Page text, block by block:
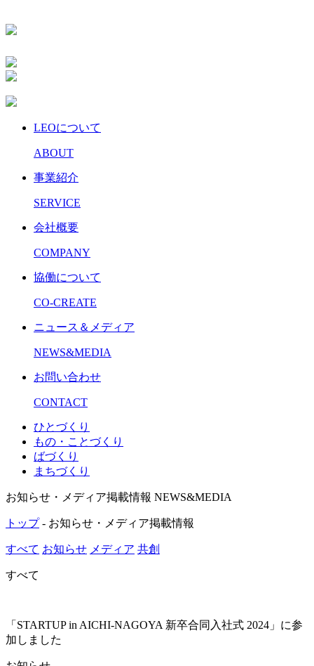
LEOについて
ABOUT
事業紹介
SERVICE
会社概要
COMPANY
協働について
CO-CREATE
ニュース＆メディア
NEWS&MEDIA
お問い合わせ
CONTACT
ひとづくり
もの・ことづくり
ばづくり
まちづくり
お知らせ・メディア掲載情報 NEWS&MEDIA
トップ- お知らせ・メディア掲載情報
すべて お知らせ メディア 共創
すべて
「STARTUP in AICHI-NAGOYA 新卒合同入社式 2024」に参
加しました